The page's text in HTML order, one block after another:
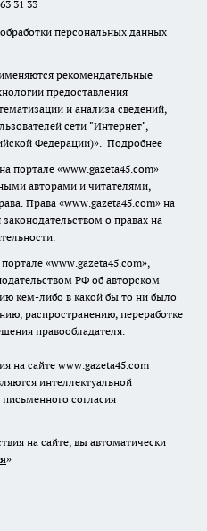
31 33
персональных данных
рекомендательные
предоставления
и анализа сведений,
сети "Интернет",
Федерации)». Подробнее
портале «www.gazeta45.com»
авторами и читателями,
Права «www.gazeta45.com» на
о правах на
«www.gazeta45.com»,
РФ об авторском
кем-либо в какой бы то ни было
распространению, переработке
правообладателя.
на сайте www.gazeta45.com
интеллектуальной
согласия
на сайте, вы автоматически
»